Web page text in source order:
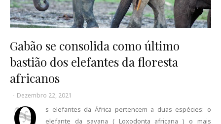
Gabão se consolida como último
bastião dos elefantes da floresta
africanos
- Dezembro 22, 2021
s elefantes da África pertencem a duas espécies: o
elefante da savana ( Loxodonta africana ) o mais